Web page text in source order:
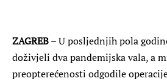
ZAGREB– U posljednjih pola
doživjeli dva pandemijska vala, a
preopterećenosti odgodile